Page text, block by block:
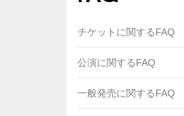
チケットに関するFAQ
公演に関するFAQ
一般発売に関するFAQ